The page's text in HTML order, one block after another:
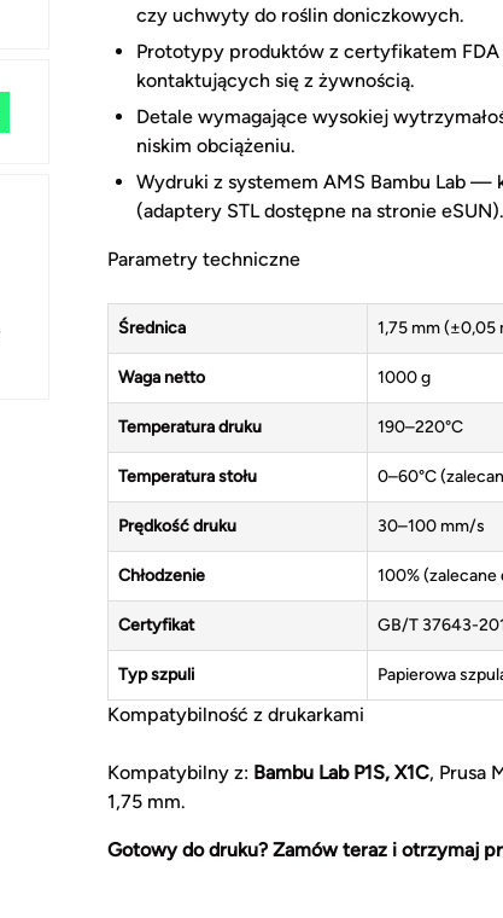
czy uchwyty do roślin doniczkowych.
Prototypy produktów z certyfikatem
kontaktujących się z żywnością.
Detale wymagające wysokiej
niskim obciążeniu.
Wydruki z systemem AMS Bambu Lab
(adaptery STL dostępne na stronie eSUN).
Parametry techniczne
Średnica 1,75 mm (±0,05
Waga netto 1000 g
Temperatura druku 190–220°C
Temperatura stołu 0–60°C
Prędkość druku 30–100 mm/s
Chłodzenie 100%
Certyfikat GB/T 37643-
Typ szpuli Papierowa
Kompatybilność z drukarkami
Kompatybilny z: Bambu Lab P1S, X1C, Prusa
1,75 mm.
Gotowy do druku? Zamów teraz i otrzymaj